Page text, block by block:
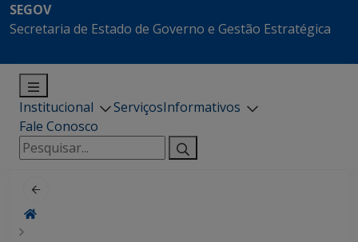
SEGOV
Secretaria de Estado de Governo e Gestão Estratégica
Institucional ServiçosInformativos
Fale Conosco
Pesquisar
por: